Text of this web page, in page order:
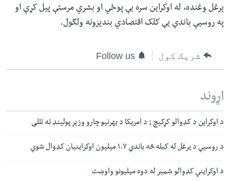
یرغل وغنده، له اوکراین سره یې پوځي او بشري مرستې پیل کړې او
په روسیې باندې یې کلک اقتصادي بندیزونه ولګول.
شریک کول Follow us
اړوند
د اوکراین د کډوالو کړکیچ ; د امریکا د بهرنیو چارو وزیر پولینډ ته تللی
د روسیې د یرغل له کبله څه باندې ۱.۷ میلیون اوکراینیان کډوال شوي
د اوکرایني کډوالو شمېر له دوه میلیونو واوښت